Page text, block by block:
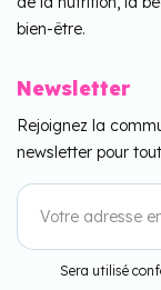
bien-être.
Newsletter
Rejoignez la
newsletter pour
Sera utilisé